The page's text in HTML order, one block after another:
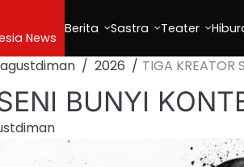
News
Berita Sastra Teater
2026 TIGA KREATOR
BUNYI